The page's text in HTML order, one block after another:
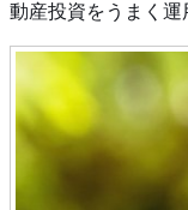
動産投資をうまく運